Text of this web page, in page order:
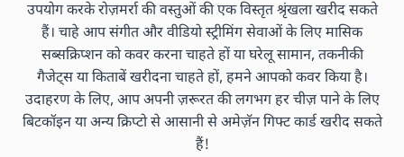
उपयोग करके रोज़मर्रा की वस्तुओं की एक विस्तृत श्रृंखला खरीद सकते
हैं। चाहे आप संगीत और वीडियो स्ट्रीमिंग सेवाओं के लिए मासिक
सब्सक्रिप्शन को कवर करना चाहते हों या घरेलू सामान, तकनीकी
गैजेट्स या किताबें खरीदना चाहते हों, हमने आपको कवर किया है।
उदाहरण के लिए, आप अपनी ज़रूरत की लगभग हर चीज़ पाने के लिए
बिटकॉइन या अन्य क्रिप्टो से आसानी से अमेज़ॅन गिफ्ट कार्ड खरीद सकते
हैं!